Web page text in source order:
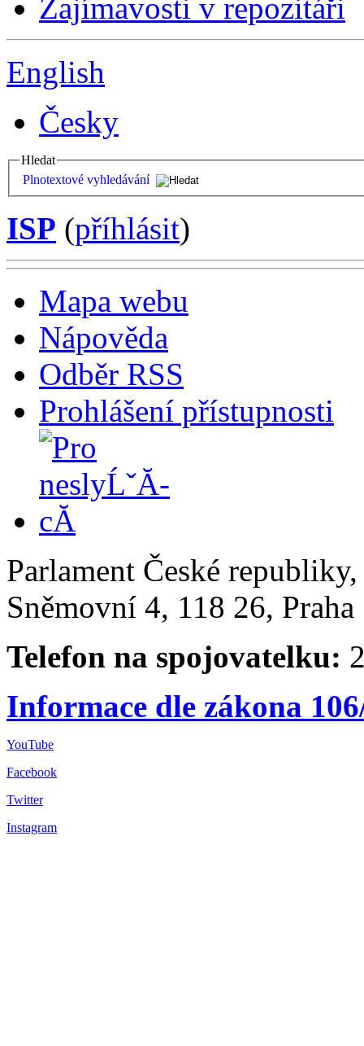
Zajímavosti v repozitáři
English
Česky
Hledat
Plnotextové vyhledávání
ISP (příhlásit)
Mapa webu
Nápověda
Odběr RSS
Prohlášení přístupnosti
Parlament České
Sněmovní 4, 118 26,
Telefon na spojovatelku:
Informace dle zákona
YouTube
Facebook
Twitter
Instagram